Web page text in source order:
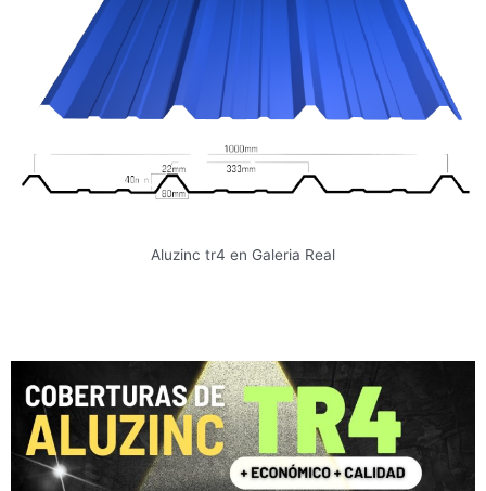
Aluzinc tr4 en Galeria Real